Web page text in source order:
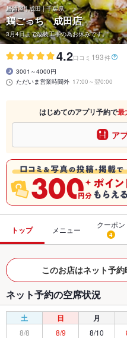
居酒屋 | 成田 | 千葉県
鶏ごっち 成田店
3月4日まで改装工事の為お休みです。
4.2口コミ 193件
3001～4000円
ただいま営業時間外 17:00～翌0:00
はじめてのアプリ予約で最
ア
トップ メニュー
クーポン
4
このお店はネット予約
ネット予約の空席状況
土 日 月
8/8 8/9 8/10